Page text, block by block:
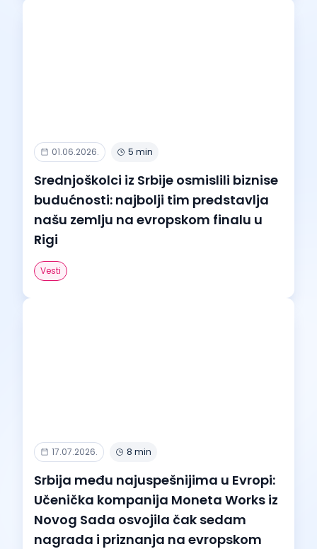
01.06.2026. 5 min
Srednjoškolci iz Srbije osmislili biznise
budućnosti: najbolji tim predstavlja
našu zemlju na evropskom finalu u
Rigi
Vesti
17.07.2026. 8 min
Srbija među najuspešnijima u Evropi:
Učenička kompanija Moneta Works iz
Novog Sada osvojila čak sedam
nagrada i priznanja na evropskom